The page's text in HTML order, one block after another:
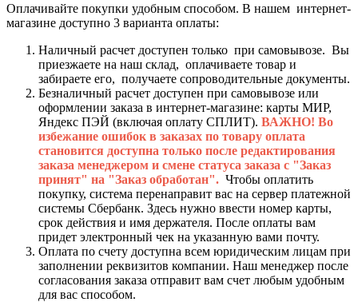
Оплачивайте покупки удобным способом. В нашем интернет-
магазине доступно 3 варианта оплаты:
Наличный расчет доступен только при самовывозе. Вы
приезжаете на наш склад, оплачиваете товар и
забираете его, получаете сопроводительные документы.
Безналичный расчет доступен при самовывозе или
оформлении заказа в интернет-магазине: карты МИР,
Яндекс ПЭЙ (включая оплату СПЛИТ). ВАЖНО! Во
избежание ошибок в заказах по товару оплата
становится доступна только после редактирования
заказа менеджером и смене статуса заказа с "Заказ
принят" на "Заказ обработан". Чтобы оплатить
покупку, система перенаправит вас на сервер платежной
системы Сбербанк. Здесь нужно ввести номер карты,
срок действия и имя держателя. После оплаты вам
придет электронный чек на указанную вами почту.
Оплата по счету доступна всем юридическим лицам при
заполнении реквизитов компании. Наш менеджер после
согласования заказа отправит вам счет любым удобным
для вас способом.